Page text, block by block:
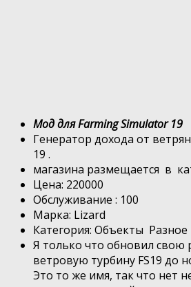
Мод для Farming Simulator 19
Генератор дохода от
19 .
магазина размещается в
Цена: 220000
Обслуживание : 100
Марка: Lizard
Категория: Объекты Разное
Я только что обновил
ветровую турбину FS19 до
Это то же имя, так что нет